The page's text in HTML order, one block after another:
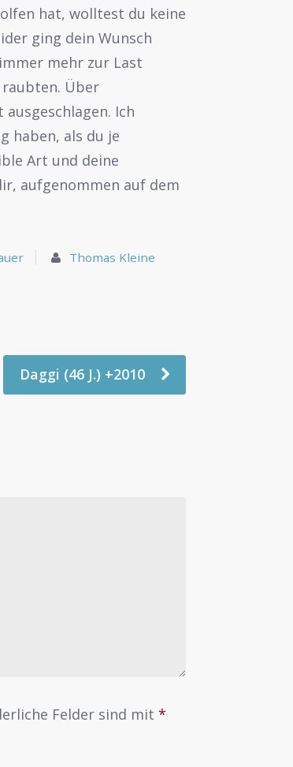
hat, wolltest du keine
ging dein Wunsch
mehr zur Last
raubten. Über
Ich
haben, als du je
Art und deine
aufgenommen auf dem
Thomas Kleine
Daggi (46 J.) +2010
Felder sind mit *